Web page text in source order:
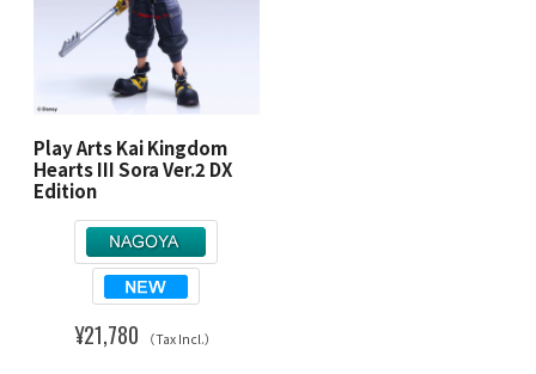
Play Arts Kai Kingdom
Hearts III Sora Ver.2 DX
Edition
¥21,780 （Tax Incl.）